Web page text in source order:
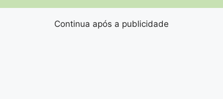
Continua após a publicidade